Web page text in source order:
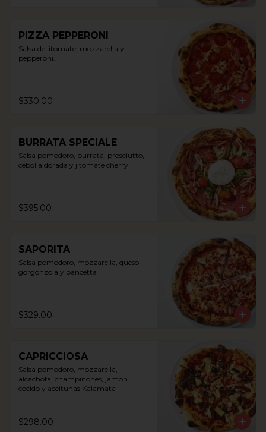
PIZZA PEPPERONI
Salsa de jitomate, mozzarella y
pepperoni.
$330.00
BURRATA SPECIALE
Salsa pomodoro, burrata, prosciutto,
cebolla dorada y jitomate cherry
$395.00
SAPORITA
Salsa pomodoro, mozzarella, queso
gorgonzola y pancetta
$329.00
CAPRICCIOSA
Salsa pomodoro, mozzarella,
alcachofa, champiñones, jamón
cocido y aceitunas Kalamata
$298.00